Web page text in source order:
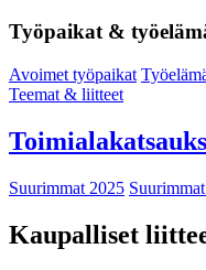
Työpaikat &
Avoimet työpaikat
Teemat & liitteet
Suurimmat 2025
Kaupalliset